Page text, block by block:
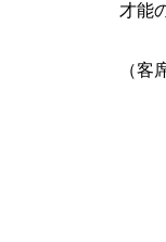
才能
（客